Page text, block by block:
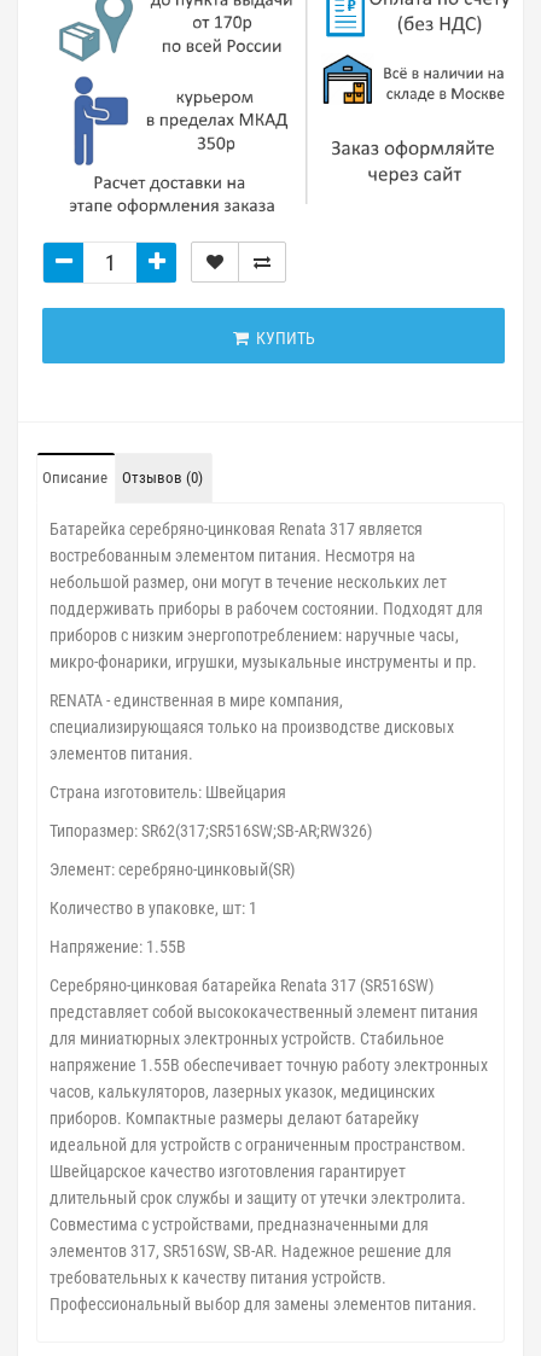
КУПИТЬ
Описание Отзывов (0)
Батарейка серебряно-цинковая Renata 317 является
востребованным элементом питания. Несмотря на
небольшой размер, они могут в течение нескольких лет
поддерживать приборы в рабочем состоянии. Подходят для
приборов с низким энергопотреблением: наручные часы,
микро-фонарики, игрушки, музыкальные инструменты и пр.
RENATA - единственная в мире компания,
специализирующаяся только на производстве дисковых
элементов питания.
Страна изготовитель: Швейцария
Типоразмер: SR62(317;SR516SW;SB-AR;RW326)
Элемент: серебряно-цинковый(SR)
Количество в упаковке, шт: 1
Напряжение: 1.55В
Серебряно-цинковая батарейка Renata 317 (SR516SW)
представляет собой высококачественный элемент питания
для миниатюрных электронных устройств. Стабильное
напряжение 1.55В обеспечивает точную работу электронных
часов, калькуляторов, лазерных указок, медицинских
приборов. Компактные размеры делают батарейку
идеальной для устройств с ограниченным пространством.
Швейцарское качество изготовления гарантирует
длительный срок службы и защиту от утечки электролита.
Совместима с устройствами, предназначенными для
элементов 317, SR516SW, SB-AR. Надежное решение для
требовательных к качеству питания устройств.
Профессиональный выбор для замены элементов питания.